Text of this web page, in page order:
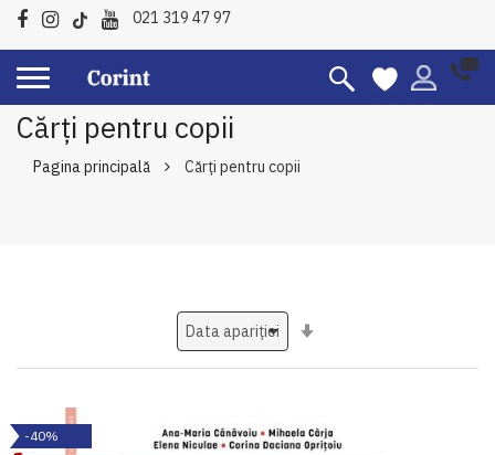
021 319 47 97
Cărți pentru copii
Pagina principală Cărți pentru copii
-40%